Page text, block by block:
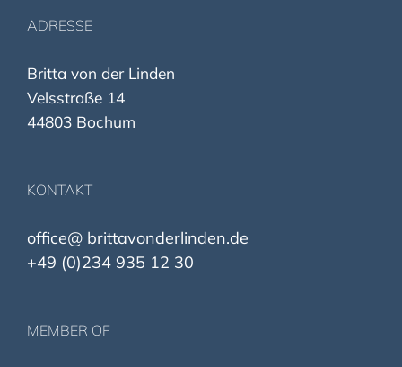
ADRESSE
Britta von der Linden
Velsstraße 14
44803 Bochum
KONTAKT
office@ brittavonderlinden.de
+49 (0)234 935 12 30
MEMBER OF